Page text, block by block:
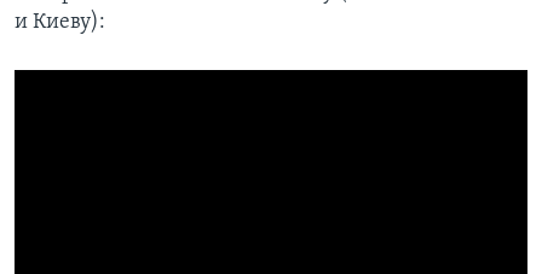
и Киеву):